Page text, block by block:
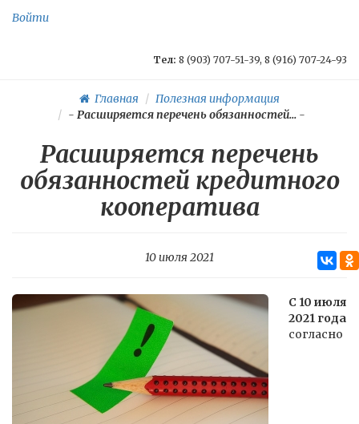
Войти
Тел: 8 (903) 707-51-39, 8 (916) 707-24-93
Главная
Полезная информация
- Расширяется перечень обязанностей... -
Расширяется перечень
обязанностей кредитного
кооператива
10 июля 2021
С 10 июля
2021 года
согласно